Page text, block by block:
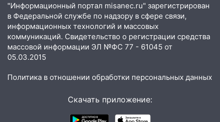
10:00 В Старомайнском районе утонул
51-летний мужчина
09:50 В Ульяновске черный коршун
застрял в тепловозе
юному велосипедисту на улице
В Заволжском районе украли два
"Информационный портал misanec.ru" зарегистрирован
в Федеральной службе по надзору в сфере связи,
информационных технологий и массовых
коммуникаций. Свидетельство о регистрации средства
массовой информации ЭЛ №ФС 77 - 61045 от
05.03.2015
Политика в отношении обработки персональных данных
Скачать приложение: